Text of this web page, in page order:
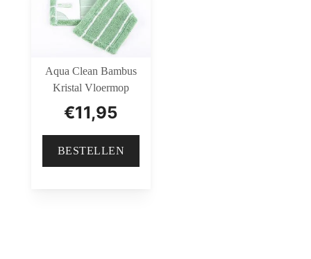
Aqua Clean Bambus
Kristal Vloermop
€11,95
BESTELLEN